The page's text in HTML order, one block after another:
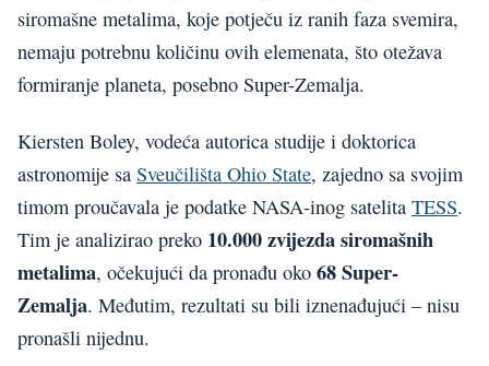
siromašne metalima, koje potječu iz ranih faza svemira,
nemaju potrebnu količinu ovih elemenata, što otežava
formiranje planeta, posebno Super-Zemalja.
Kiersten Boley, vodeća autorica studije i doktorica
astronomije sa Sveučilišta Ohio State, zajedno sa svojim
timom proučavala je podatke NASA-inog satelita TESS.
Tim je analizirao preko 10.000 zvijezda siromašnih
metalima, očekujući da pronađu oko 68 Super-
Zemalja. Međutim, rezultati su bili iznenađujući – nisu
pronašli nijednu.